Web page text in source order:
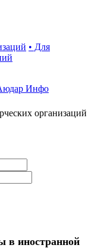
• Для
организаций
в иностранной